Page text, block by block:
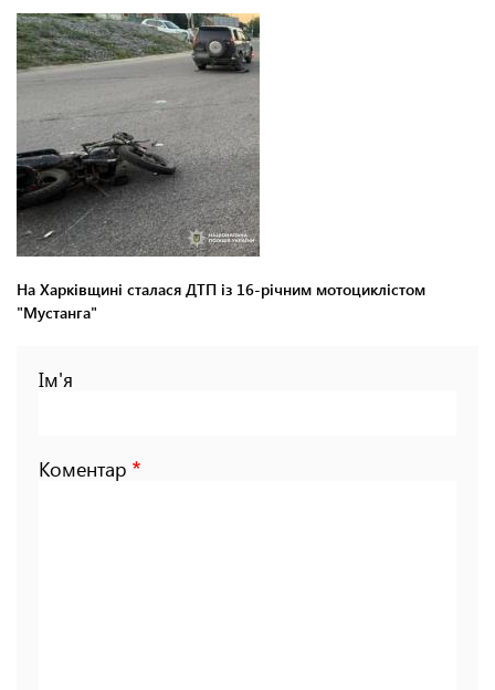
На Харківщині сталася ДТП із 16-річним мотоциклістом
"Мустанга"
Ім'я
Коментар